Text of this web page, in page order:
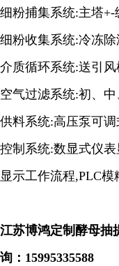
细粉捕集系统:主塔+-
细粉收集系统:冷冻
介质循环系统:送引
空气过滤系统:初、
供料系统:高压泵可
控制系统:数显式仪
显示工作流程,PLC
江苏博鸿定制酵母抽
询： 15995335588